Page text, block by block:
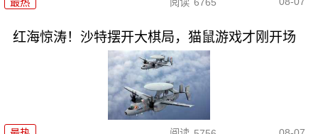
红海惊涛！沙特摆开大棋局，猫鼠游戏才刚开场